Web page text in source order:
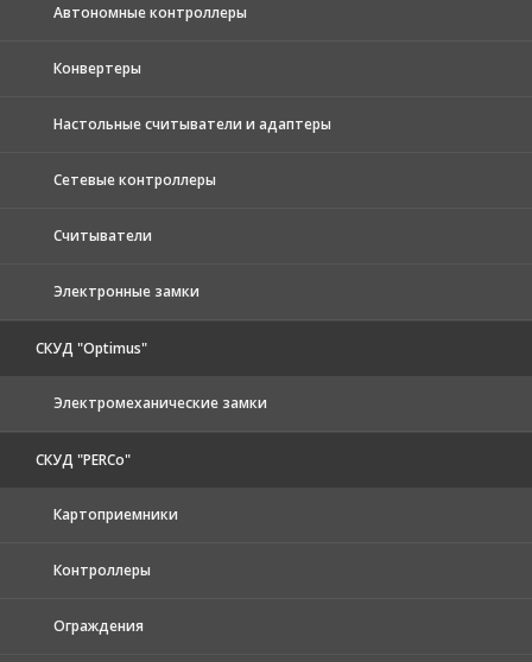
Автономные контроллеры
Конвертеры
Настольные считыватели и адаптеры
Сетевые контроллеры
Считыватели
Электронные замки
СКУД "Optimus"
Электромеханические замки
СКУД "PERCo"
Картоприемники
Контроллеры
Ограждения